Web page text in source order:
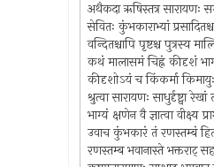
अथैकदा ऋषिस्तत्र सारायणः
सेवितः कुंभकाराभ्यां
वन्दितश्चापि पृष्टश्च पुत्रस्य
कथं मालासमं चिह्नं कीदृशं
कीदृशोऽयं च किंकर्मा
श्रुत्वा सारायणः साधुर्दृष्ट्वा
भाग्यं क्षणेन वै ज्ञात्वा वीक्ष्य
उवाच कुंभकारं तं रणस्तम्बं
रणस्तम्ब भवानास्ते भक्तराट् सह